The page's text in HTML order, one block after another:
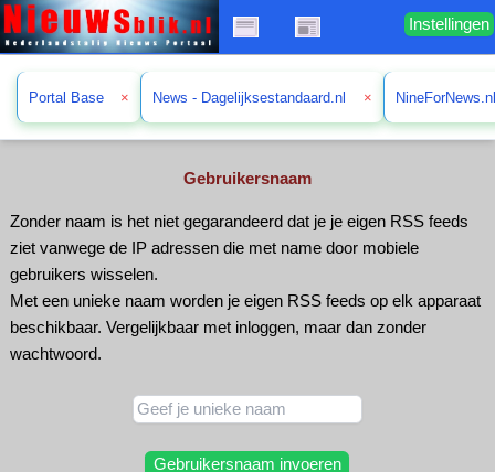
Instellingen
Portal Base × News - Dagelijksestandaard.nl ×
Gebruikersnaam
Zonder naam is het niet gegarandeerd dat je je eigen RSS feeds
ziet vanwege de IP adressen die met name door mobiele
gebruikers wisselen.
Met een unieke naam worden je eigen RSS feeds op elk apparaat
beschikbaar. Vergelijkbaar met inloggen, maar dan zonder
wachtwoord.